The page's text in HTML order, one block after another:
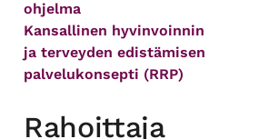
ohjelma
Kansallinen hyvinvoinnin
ja terveyden edistämisen
palvelukonsepti (RRP)
Rahoittaja